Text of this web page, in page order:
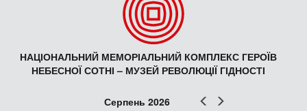
НАЦІОНАЛЬНИЙ МЕМОРІАЛЬНИЙ КОМПЛЕКС ГЕРОЇВ
НЕБЕСНОЇ СОТНІ – МУЗЕЙ РЕВОЛЮЦІЇ ГІДНОСТІ
Попер
Серпень 2026